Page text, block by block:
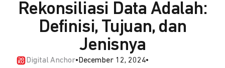
Rekonsiliasi Data Adalah:
Definisi, Tujuan, dan
Jenisnya
Digital Anchor• December 12, 2024•